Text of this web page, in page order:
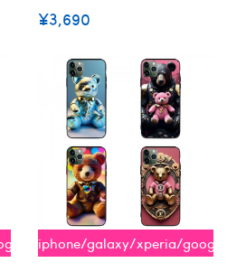
¥3,690
aquos
iphone/galaxy/xperia/